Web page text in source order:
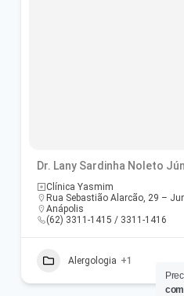
Dr. Lany Sardinha Noleto
Clínica Yasmim
Rua Sebastião Alarcão, 29 –
Anápolis
(62) 3311-1415 / 3311-1416
Alergologia +1